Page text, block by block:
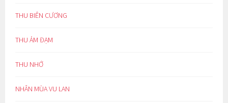
THU BIÊN CƯƠNG
THU ẢM ĐẠM
THU NHỚ
NHÂN MÙA VU LAN